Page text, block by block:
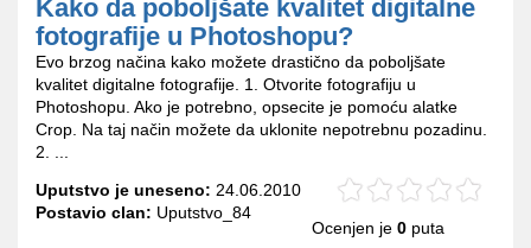
Kako da poboljšate kvalitet digitalne
fotografije u Photoshopu?
Evo brzog načina kako možete drastično da poboljšate
kvalitet digitalne fotografije. 1. Otvorite fotografiju u
Photoshopu. Ako je potrebno, opsecite je pomoću alatke
Crop. Na taj način možete da uklonite nepotrebnu pozadinu.
2. ...
Uputstvo je uneseno: 24.06.2010
Postavio clan: Uputstvo_84
Ocenjen je 0 puta